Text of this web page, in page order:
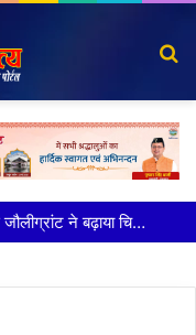
रहा लाभः धामी